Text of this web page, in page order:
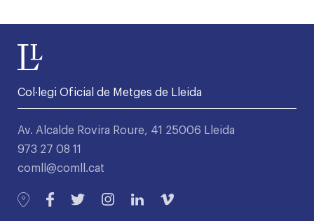
Col·legi Oficial de Metges de Lleida
Av. Alcalde Rovira Roure, 41 25006 Lleida
973 27 08 11
comll@comll.cat